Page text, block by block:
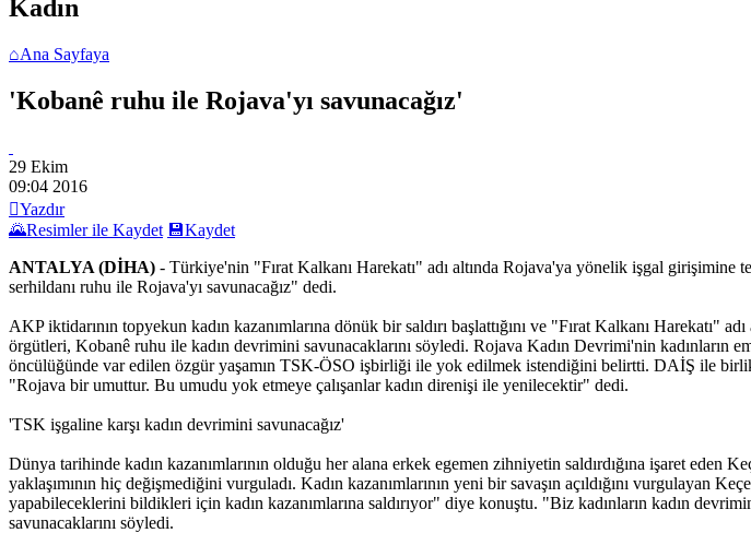
Kadın
⌂Ana Sayfaya
'Kobanê ruhu ile Rojava'yı savunacağız'
29 Ekim
09:04 2016
Yazdır
🌄Resimler ile Kaydet 💾Kaydet
ANTALYA (DİHA) - Türkiye'nin "Fırat Kalkanı Harekatı" adı altında Rojava'ya yönelik işgal girişimine
serhildanı ruhu ile Rojava'yı savunacağız" dedi.
AKP iktidarının topyekun kadın kazanımlarına dönük bir saldırı başlattığını ve "Fırat Kalkanı Harekatı"
örgütleri, Kobanê ruhu ile kadın devrimini savunacaklarını söyledi. Rojava Kadın Devrimi'nin kadınların
öncülüğünde var edilen özgür yaşamın TSK-ÖSO işbirliği ile yok edilmek istendiğini belirtti. DAİŞ ile
"Rojava bir umuttur. Bu umudu yok etmeye çalışanlar kadın direnişi ile yenilecektir" dedi.
'TSK işgaline karşı kadın devrimini savunacağız'
Dünya tarihinde kadın kazanımlarının olduğu her alana erkek egemen zihniyetin saldırdığına işaret eden
yaklaşımının hiç değişmediğini vurguladı. Kadın kazanımlarının yeni bir savaşın açıldığını vurgulayan
yapabileceklerini bildikleri için kadın kazanımlarına saldırıyor" diye konuştu. "Biz kadınların kadın
savunacaklarını söyledi.